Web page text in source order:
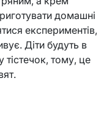
домашні
експериментів,
Діти будуть в
тістечок, тому, це